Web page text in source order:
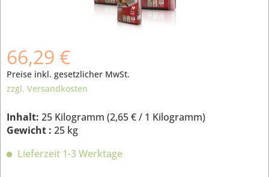
66,29 €
Preise inkl. gesetzlicher MwSt.
zzgl. Versandkosten
Inhalt: 25 Kilogramm (2,65 €/ 1 Kilogramm)
Gewicht : 25 kg
Lieferzeit 1-3 Werktage